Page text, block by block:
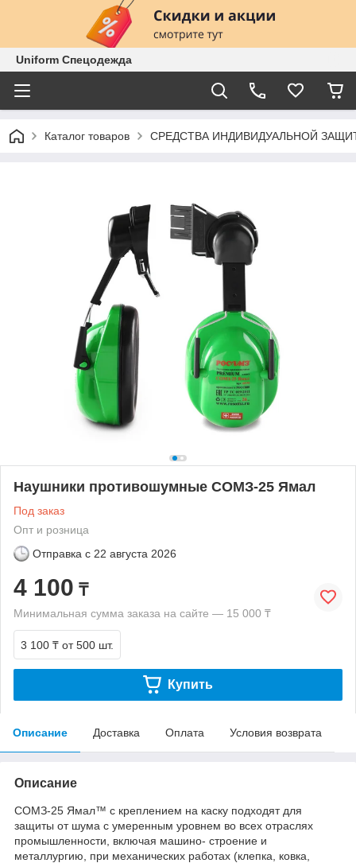
Uniform Спецодежда
Каталог товаров СРЕДСТВА ИНДИВИДУАЛЬНОЙ
Наушники противошумные СОМЗ-25 Ямал
Под заказ
Опт и розница
Отправка с 22 августа 2026
4 100 ₸
Минимальная сумма заказа на сайте — 15 000 ₸
3 100 ₸ от 500 шт.
Купить
Описание Доставка Оплата Условия возврата
Описание
СОМЗ-25 Ямал™ с креплением на каску подходят для
защиты от шума с умеренным уровнем во всех отраслях
промышленности, включая машино- строение и
металлургию, при механических работах (клепка, ковка,